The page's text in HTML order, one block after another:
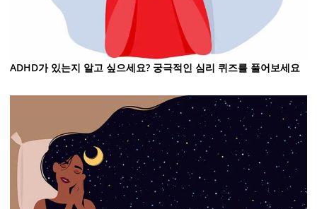
ADHD가 있는지 알고 싶으세요? 궁극적인 심리 퀴즈를 풀어보세요